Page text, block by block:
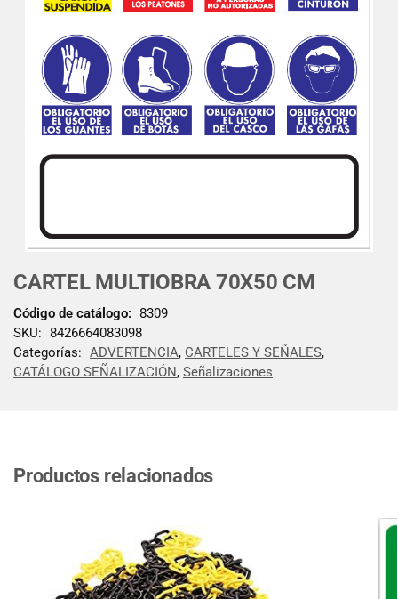
CARTEL MULTIOBRA 70X50 CM
Código de catálogo: 8309
SKU: 8426664083098
Categorías: ADVERTENCIA, CARTELES Y SEÑALES,
CATÁLOGO SEÑALIZACIÓN, Señalizaciones
Productos relacionados